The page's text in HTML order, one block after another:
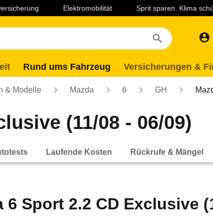
Elektromobilität Sprit sparen. Klima
Rund ums Fahrzeug Versicherungen &
& Modelle Mazda 6 GH
(11/08 - 06/09)
Laufende Kosten Rückrufe & Mängel
6 Sport 2.2 CD Exclusive